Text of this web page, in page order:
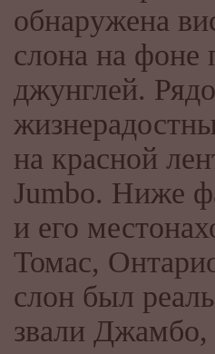
обнаружена
слона на
джунглей.
на красной
Jumbo. Ниже
и его
Томас,
слон был
звали Джамбо,